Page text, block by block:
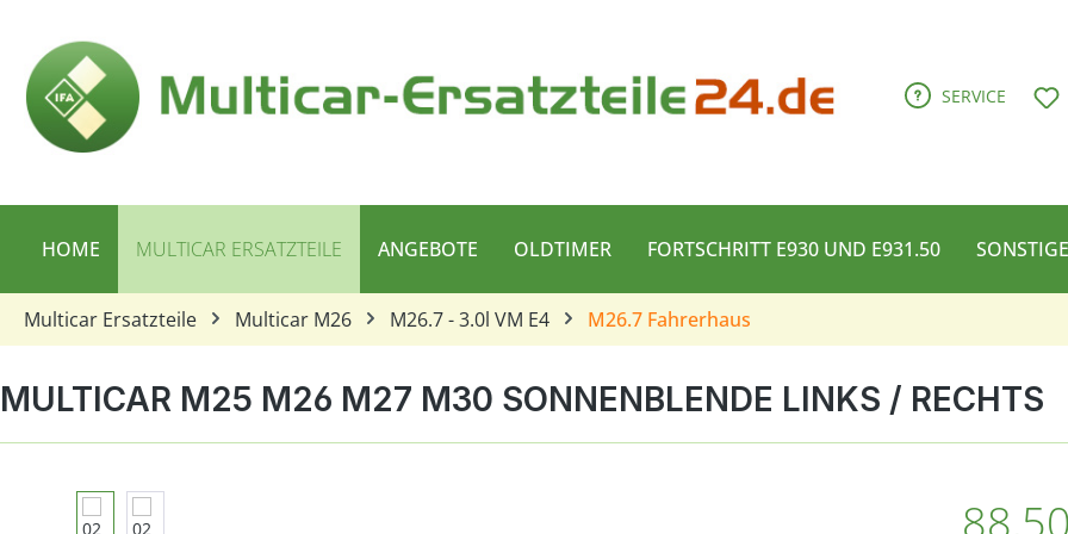
SERVICE
HOME MULTICAR ERSATZTEILE ANGEBOTE OLDTIMER FORTSCHRITT E930 UND E931.50
Multicar Ersatzteile Multicar M26 M26.7 - 3.0l VM E4 M26.7 Fahrerhaus
MULTICAR M25 M26 M27 M30 SONNENBLENDE LINKS / RECHTS
Bildergalerie überspringen Regulärer